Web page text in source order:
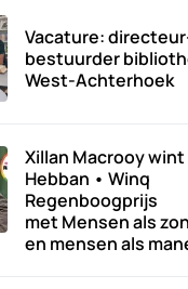
Vacature:
bestuurder
West-Achterhoek
Xillan Macrooy wint
Hebban • Winq
Regenboogprijs
met Mensen als
en mensen als